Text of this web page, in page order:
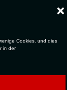
Cookies, und dies
in der